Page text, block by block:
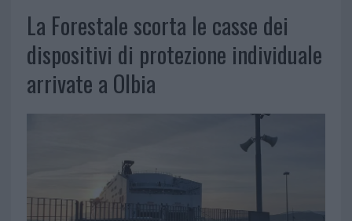
La Forestale scorta le casse dei
dispositivi di protezione individuale
arrivate a Olbia